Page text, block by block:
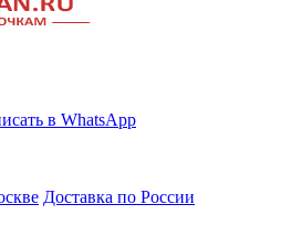
в WhatsApp
Доставка по России